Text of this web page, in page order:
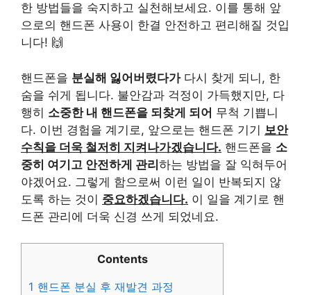
한 방법들을 숙지하고 실천해보세요. 이를 통해 앞
으로의 핸드폰 사용이 한결 안전하고 편리해질 것입
니다! 🙌
핸드폰을 분실해 잃어버렸다가다시 찾게 되니, 한
숨을 쉬게 됩니다. 불안감과 걱정이 가득했지만, 다
행히 소중한 내 핸드폰을 되찾게 되어 무척 기쁩니
다. 이번 경험을 계기로, 앞으로는 핸드폰 기기 보안
수칙을 더욱 철저히 지켜나가겠습니다. 핸드폰을 소
중히 여기고 안전하게 관리하는 방법을 잘 익혀두어
야겠어요. 그렇게 함으로써 이런 일이 반복되지 않
도록 하는 것이 중요하겠습니다. 이 일을 계기로 핸
드폰 관리에 더욱 신경 쓰게 되었네요.
Contents
1 핸드폰 분실 후 재발견 과정